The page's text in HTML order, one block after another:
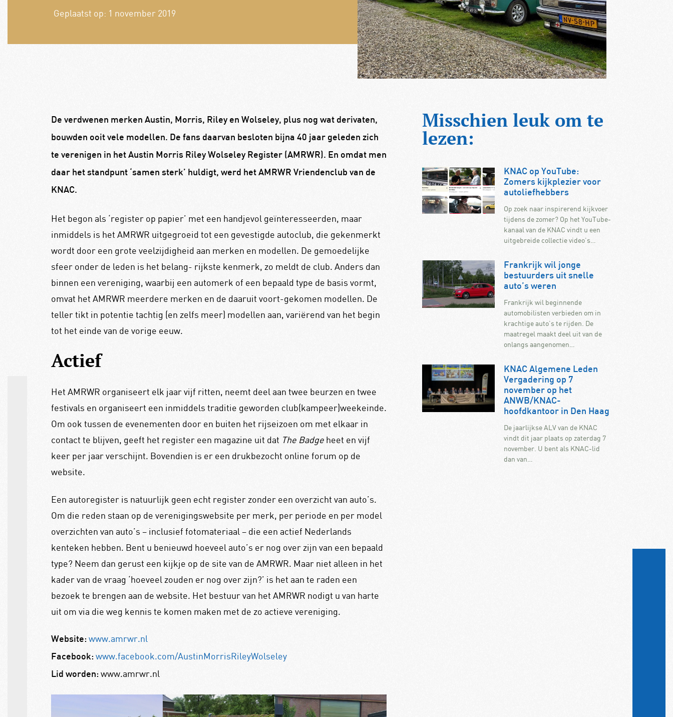
Geplaatst op: 1 november 2019
De verdwenen merken Austin, Morris, Riley en Wolseley, plus nog wat derivaten,
bouwden ooit vele modellen. De fans daarvan besloten bijna 40 jaar geleden zich
te verenigen in het Austin Morris Riley Wolseley Register (AMRWR). En omdat men
daar het standpunt ‘samen sterk’ huldigt, werd het AMRWR Vriendenclub van de
KNAC.
Het begon als ‘register op papier’ met een handjevol geïnteresseerden, maar
inmiddels is het AMRWR uitgegroeid tot een gevestigde autoclub, die gekenmerkt
wordt door een grote veelzijdigheid aan merken en modellen. De gemoedelijke
sfeer onder de leden is het belang- rijkste kenmerk, zo meldt de club. Anders dan
binnen een vereniging, waarbij een automerk of een bepaald type de basis vormt,
omvat het AMRWR meerdere merken en de daaruit voort-gekomen modellen. De
teller tikt in potentie tachtig (en zelfs meer) modellen aan, variërend van het begin
tot het einde van de vorige eeuw.
Actief
Het AMRWR organiseert elk jaar vijf ritten, neemt deel aan twee beurzen en twee
festivals en organiseert een inmiddels traditie geworden club(kampeer)weekeinde.
Om ook tussen de evenementen door en buiten het rijseizoen om met elkaar in
contact te blijven, geeft het register een magazine uit dat The Badge heet en vijf
keer per jaar verschijnt. Bovendien is er een drukbezocht online forum op de
website.
Een autoregister is natuurlijk geen echt register zonder een overzicht van auto’s.
Om die reden staan op de verenigingswebsite per merk, per periode en per model
overzichten van auto’s – inclusief fotomateriaal – die een actief Nederlands
kenteken hebben. Bent u benieuwd hoeveel auto’s er nog over zijn van een bepaald
type? Neem dan gerust een kijkje op de site van de AMRWR. Maar niet alleen in het
kader van de vraag ‘hoeveel zouden er nog over zijn?’ is het aan te raden een
bezoek te brengen aan de website. Het bestuur van het AMRWR nodigt u van harte
uit om via die weg kennis te komen maken met de zo actieve vereniging.
Website: www.amrwr.nl
Facebook: www.facebook.com/AustinMorrisRileyWolseley
Lid worden: www.amrwr.nl
Misschien leuk om te
lezen:
KNAC op YouTube:
Zomers kijkplezier voor
autoliefhebbers
Op zoek naar inspirerend kijkvoer
tijdens de zomer? Op het YouTube-
kanaal van de KNAC vindt u een
uitgebreide collectie video’s…
Frankrijk wil jonge
bestuurders uit snelle
auto’s weren
Frankrijk wil beginnende
automobilisten verbieden om in
krachtige auto’s te rijden. De
maatregel maakt deel uit van de
onlangs aangenomen…
KNAC Algemene Leden
Vergadering op 7
november op het
ANWB/KNAC-
hoofdkantoor in Den Haag
De jaarlijkse ALV van de KNAC
vindt dit jaar plaats op zaterdag 7
november. U bent als KNAC-lid
dan van…